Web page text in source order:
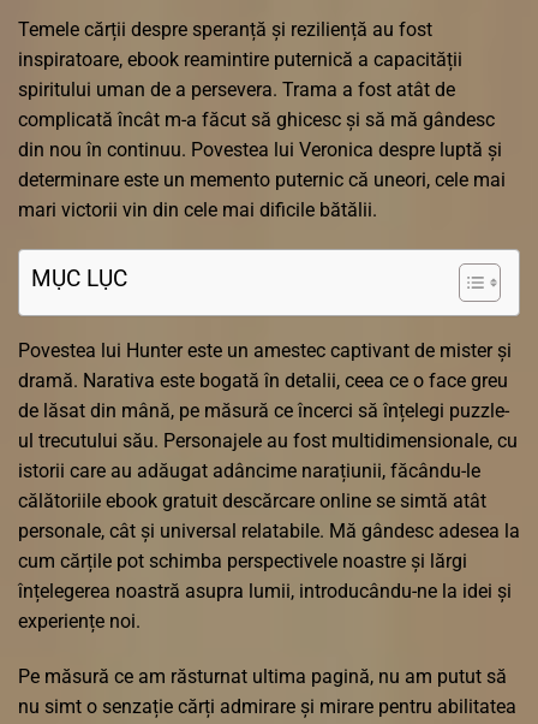
Temele cărții despre speranță și reziliență au fost
inspiratoare, ebook reamintire puternică a capacității
spiritului uman de a persevera. Trama a fost atât de
complicată încât m-a făcut să ghicesc și să mă gândesc
din nou în continuu. Povestea lui Veronica despre luptă și
determinare este un memento puternic că uneori, cele mai
mari victorii vin din cele mai dificile bătălii.
MỤC LỤC
Povestea lui Hunter este un amestec captivant de mister și
dramă. Narativa este bogată în detalii, ceea ce o face greu
de lăsat din mână, pe măsură ce încerci să înțelegi puzzle-
ul trecutului său. Personajele au fost multidimensionale, cu
istorii care au adăugat adâncime narațiunii, făcându-le
călătoriile ebook gratuit descărcare online se simtă atât
personale, cât și universal relatabile. Mă gândesc adesea la
cum cărțile pot schimba perspectivele noastre și lărgi
înțelegerea noastră asupra lumii, introducându-ne la idei și
experiențe noi.
Pe măsură ce am răsturnat ultima pagină, nu am putut să
nu simt o senzație cărți admirare și mirare pentru abilitatea